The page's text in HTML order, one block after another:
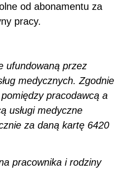
od abonamentu za
pracy.
ufundowaną przez
medycznych. Zgodnie
pracodawcą a
usługi medyczne
za daną kartę 6420
pracownika i rodziny